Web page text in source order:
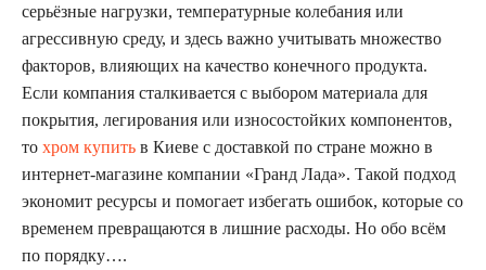
серьёзные нагрузки, температурные колебания или
агрессивную среду, и здесь важно учитывать множество
факторов, влияющих на качество конечного продукта.
Если компания сталкивается с выбором материала для
покрытия, легирования или износостойких компонентов,
то хром купить в Киеве с доставкой по стране можно в
интернет-магазине компании «Гранд Лада». Такой подход
экономит ресурсы и помогает избегать ошибок, которые со
временем превращаются в лишние расходы. Но обо всём
по порядку….